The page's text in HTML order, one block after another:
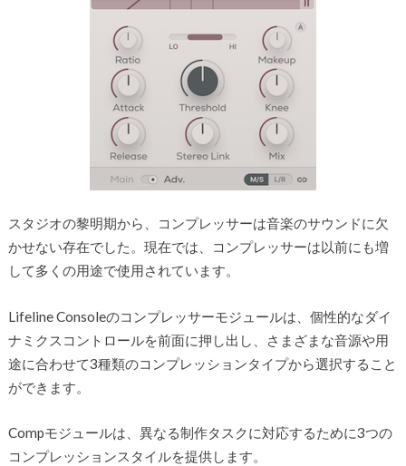
スタジオの黎明期から、コンプレッサーは音楽のサウンドに欠
かせない存在でした。現在では、コンプレッサーは以前にも増
して多くの用途で使用されています。
Lifeline Consoleのコンプレッサーモジュールは、個性的なダイ
ナミクスコントロールを前面に押し出し、さまざまな音源や用
途に合わせて3種類のコンプレッションタイプから選択すること
ができます。
Compモジュールは、異なる制作タスクに対応するために3つの
コンプレッションスタイルを提供します。